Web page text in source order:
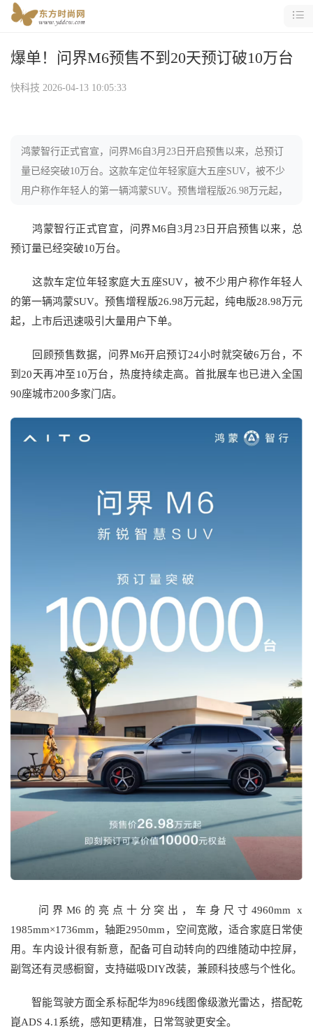
爆单！问界M6预售不到20天预订破10万台
快科技 2026-04-13 10:05:33
鸿蒙智行正式官宣，问界M6自3月23日开启预售以来，总预订
量已经突破10万台。这款车定位年轻家庭大五座SUV，被不少
用户称作年轻人的第一辆鸿蒙SUV。预售增程版26.98万元起，
鸿蒙智行正式官宣，问界M6自3月23日开启预售以来，总
预订量已经突破10万台。
这款车定位年轻家庭大五座SUV，被不少用户称作年轻人
的第一辆鸿蒙SUV。预售增程版26.98万元起，纯电版28.98万元
起，上市后迅速吸引大量用户下单。
回顾预售数据，问界M6开启预订24小时就突破6万台，不
到20天再冲至10万台，热度持续走高。首批展车也已进入全国
90座城市200多家门店。
问界M6的亮点十分突出，车身尺寸4960mm x
1985mm×1736mm，轴距2950mm，空间宽敞，适合家庭日常使
用。车内设计很有新意，配备可自动转向的四维随动中控屏，
副驾还有灵感橱窗，支持磁吸DIY改装，兼顾科技感与个性化。
智能驾驶方面全系标配华为896线图像级激光雷达，搭配乾
崑ADS 4.1系统，感知更精准，日常驾驶更安全。